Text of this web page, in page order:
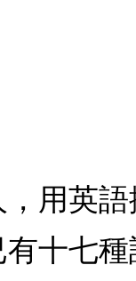
用英
十七